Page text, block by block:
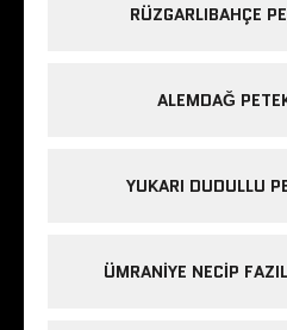
RÜZGARLIBAHÇE
ALEMDAĞ
YUKARI DUDULLU
ÜMRANIYE NECIP